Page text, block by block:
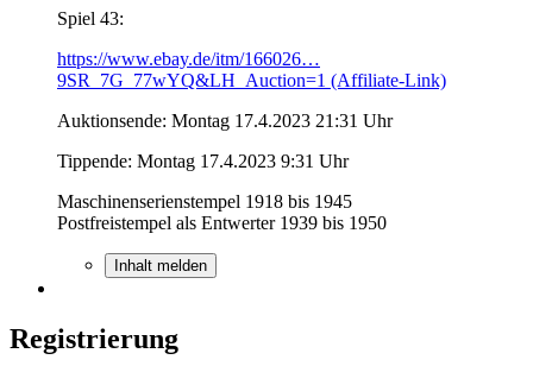
Spiel 43:
https://www.ebay.de/itm/166026…
9SR_7G_77wYQ&LH_Auction=1 (Affiliate-Link)
Auktionsende: Montag 17.4.2023 21:31 Uhr
Tippende: Montag 17.4.2023 9:31 Uhr
Maschinenserienstempel 1918 bis 1945
Postfreistempel als Entwerter 1939 bis 1950
Inhalt melden
Registrierung